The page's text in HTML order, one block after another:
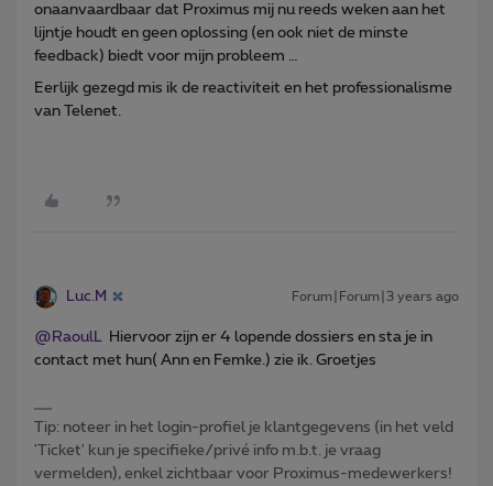
onaanvaardbaar dat Proximus mij nu reeds weken aan het
lijntje houdt en geen oplossing (en ook niet de minste
feedback) biedt voor mijn probleem …
Eerlijk gezegd mis ik de reactiviteit en het professionalisme
van Telenet.
Luc.M Forum|Forum|3 years ago
@RaoulL
Hiervoor zijn er 4 lopende dossiers en sta je in
contact met hun( Ann en Femke.) zie ik. Groetjes
Tip: noteer in het login-profiel je klantgegevens (in het veld
'Ticket' kun je specifieke/privé info m.b.t. je vraag
vermelden), enkel zichtbaar voor Proximus-medewerkers!